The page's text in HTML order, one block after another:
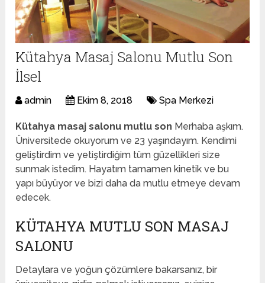
Kütahya Masaj Salonu Mutlu Son
İlsel
admin Ekim 8, 2018 Spa Merkezi
Kütahya masaj salonu mutlu son Merhaba aşkım.
Üniversitede okuyorum ve 23 yaşındayım. Kendimi
geliştirdim ve yetiştirdiğim tüm güzellikleri size
sunmak istedim. Hayatım tamamen kinetik ve bu
yapı büyüyor ve bizi daha da mutlu etmeye devam
edecek.
KÜTAHYA MUTLU SON MASAJ
SALONU
Detaylara ve yoğun çözümlere bakarsanız, bir